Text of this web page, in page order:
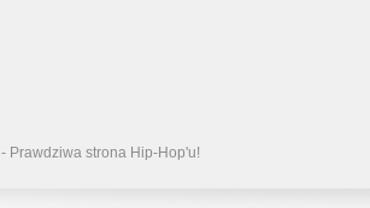
- Prawdziwa strona Hip-Hop'u!